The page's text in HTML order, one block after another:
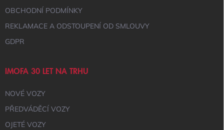
OBCHODNÍ PODMÍNKY
REKLAMACE A ODSTOUPENÍ OD SMLOUVY
GDPR
IMOFA 30 LET NA TRHU
NOVÉ VOZY
PŘEDVÁDĚCÍ VOZY
OJETÉ VOZY